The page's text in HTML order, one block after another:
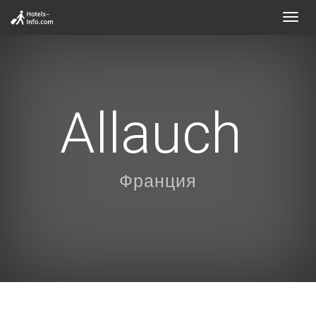
Allauch
Франция